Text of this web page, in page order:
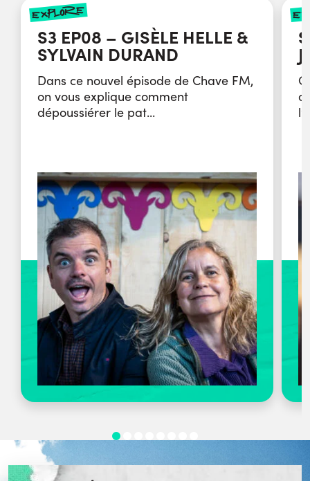
explore
S3 EP08 – GISÈLE HELLE &
SYLVAIN DURAND
Dans ce nouvel épisode de Chave FM,
on vous explique comment
dépoussiérer le pat...